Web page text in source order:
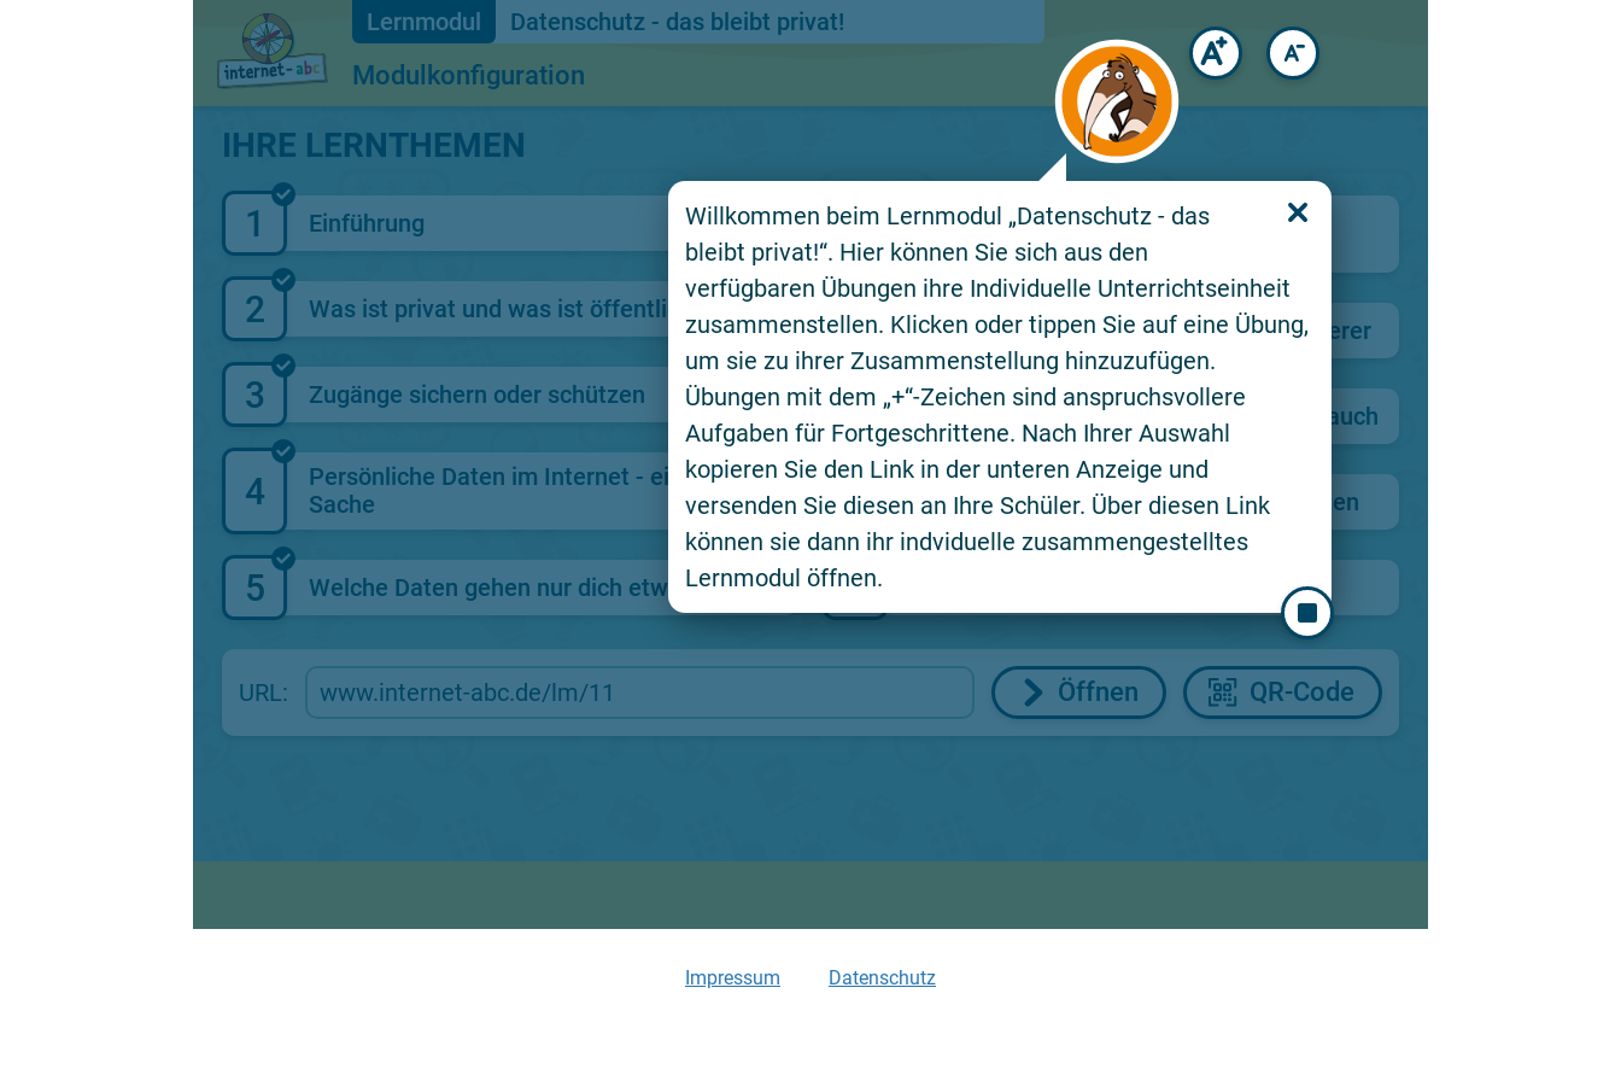
Datenschutz - das bleibt privat!
Modulkonfiguration
Willkommen beim Lernmodul „Datenschutz - das
bleibt privat!“. Hier können Sie sich aus den
verfügbaren Übungen ihre Individuelle Unterrichtseinheit
zusammenstellen. Klicken oder tippen Sie auf eine Übung,
um sie zu ihrer Zusammenstellung hinzuzufügen.
Übungen mit dem „+“-Zeichen sind anspruchsvollere
Aufgaben für Fortgeschrittene. Nach Ihrer Auswahl
kopieren Sie den Link in der unteren Anzeige und
versenden Sie diesen an Ihre Schüler. Über diesen Link
können sie dann ihr indviduelle zusammengestelltes
Lernmodul öffnen.
IHRE LERNTHEMEN
1 Einführung
2 Was ist privat und was ist öffentlich?
3 Zugänge sichern oder schützen
4
Persönliche Daten im Internet - eine heikle
Sache
5 Welche Daten gehen nur dich etwas an?
6
Wo hinterlässt du Spuren? - Deine
Datenspur
7 Deine Verantwortung für die Daten anderer
8 Checkliste: Erste Hilfe bei Datenmissbrauch
Probier dein Wissen aus: Geheimschriften
URL: Öffnen QR-Code
Impressum Datenschutz